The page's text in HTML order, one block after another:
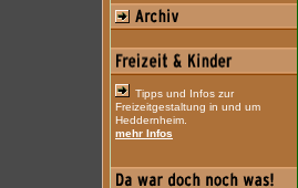
Tipps und Infos zur
Freizeitgestaltung in und um
Heddernheim.
mehr Infos